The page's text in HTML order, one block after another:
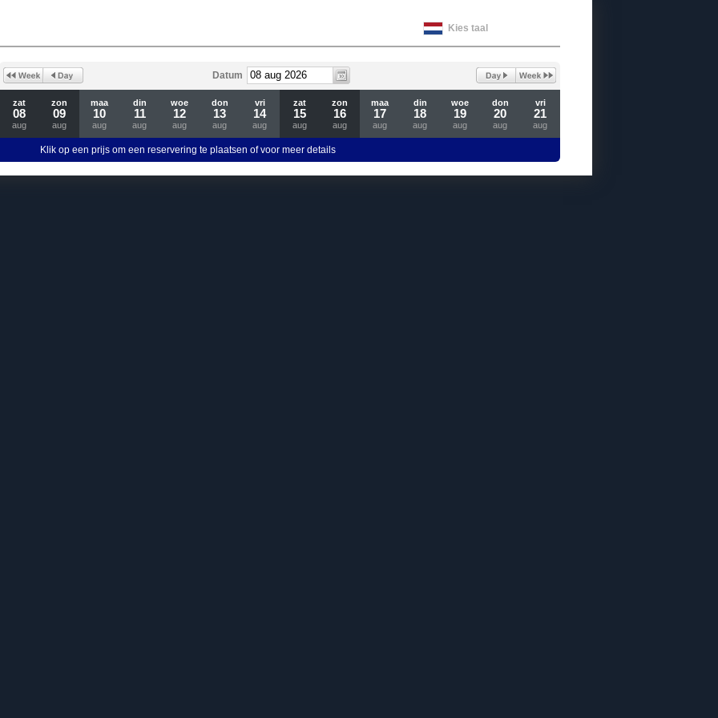
Kies taal
Datum
zat
08
aug
zon
09
aug
maa
10
aug
din
11
aug
woe
12
aug
don
13
aug
vri
14
aug
zat
15
aug
zon
16
aug
maa
17
aug
din
18
aug
woe
19
aug
don
20
aug
vri
21
aug
Klik op een prijs om een reservering te plaatsen of voor meer details